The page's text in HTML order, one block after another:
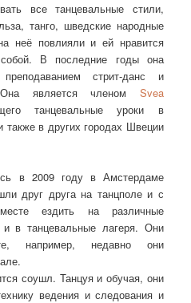
все танцевальные стили,
танго, шведские народные
неё повлияли и ей нравится
В последние годы она
стрит-данс и
является членом Svea
танцевальные уроки в
также в других городах Швеции
в 2009 году в Амстердаме
друг друга на танцполе и с
ездить на различные
и в танцевальные лагеря. Они
например, недавно они
соушл. Танцуя и обучая, они
ведения и следования и